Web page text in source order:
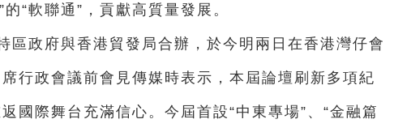
“軟聯通”，貢獻高質量發展。
區政府與香港貿發局合辦，於今明兩日在香港灣仔會
行政會議前會見傳媒時表示，本屆論壇刷新多項紀
國際舞台充滿信心。今屆首設“中東專場”、“金融篇